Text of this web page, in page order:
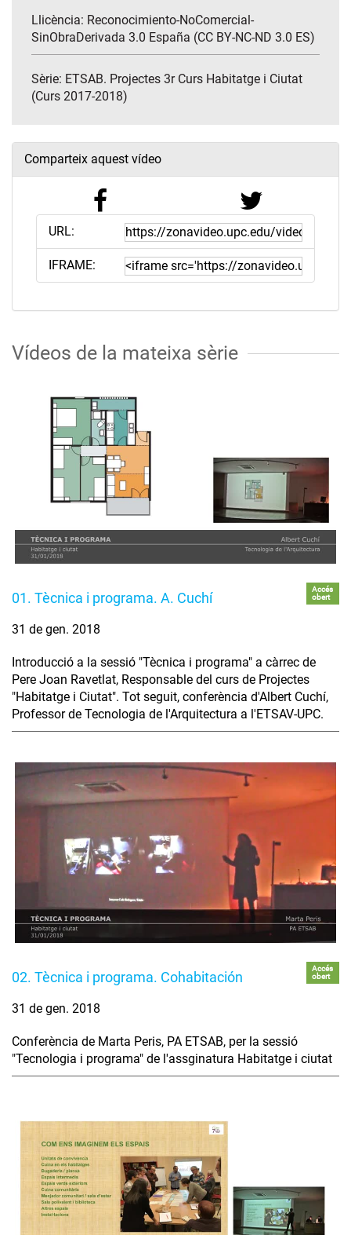
Llicència: Reconocimiento-NoComercial-
SinObraDerivada 3.0 España (CC BY-NC-ND 3.0 ES)
Sèrie: ETSAB. Projectes 3r Curs Habitatge i Ciutat
(Curs 2017-2018)
Comparteix aquest vídeo
URL:
IFRAME:
Vídeos de la mateixa sèrie
01. Tècnica i programa. A. Cuchí
Accés
obert
31 de gen. 2018
Introducció a la sessió "Tècnica i programa" a càrrec de
Pere Joan Ravetlat, Responsable del curs de Projectes
"Habitatge i Ciutat". Tot seguit, conferència d'Albert Cuchí,
Professor de Tecnologia de l'Arquitectura a l'ETSAV-UPC.
02. Tècnica i programa. Cohabitación
Accés
obert
31 de gen. 2018
Conferència de Marta Peris, PA ETSAB, per la sessió
"Tecnologia i programa" de l'assginatura Habitatge i ciutat